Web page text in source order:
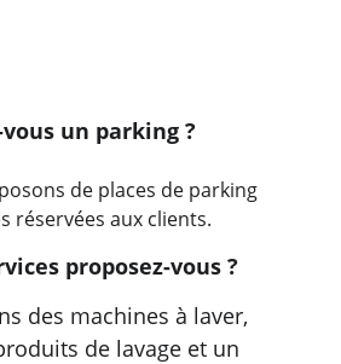
vous un parking ?
de places de parking
réservées aux clients.
proposez-vous ?
des machines à laver,
de lavage et un